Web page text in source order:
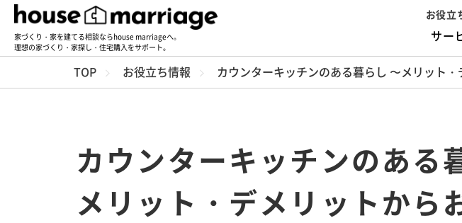
家づくり・家を建てる相談ならhouse marriageへ。
理想の家づくり・家探し・住宅購入をサポート。
お役立
サー
TOP お役立ち情報 カウンターキッチンのある暮らし 〜メリット
カウンターキッチンのある
メリット・デメリットから